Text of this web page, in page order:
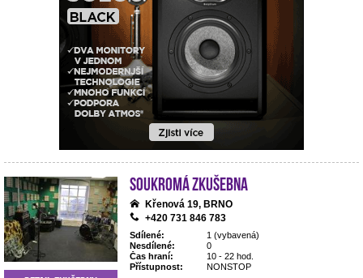
Soukromá zkušebna
Křenová 19, BRNO
+420 731 846 783
Sdílené:
1 (vybavená)
Nesdílené:
0
Čas hraní:
10 - 22 hod.
Přístupnost:
NONSTOP